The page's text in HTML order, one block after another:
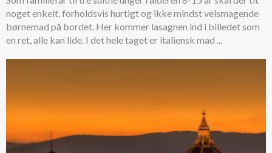
noget enkelt, forholdsvis hurtigt og ikke mindst velsmagende
børnemad på bordet. Her kommer lasagnen ind i billedet som
en ret, alle kan lide. I det hele taget er italiensk mad ...